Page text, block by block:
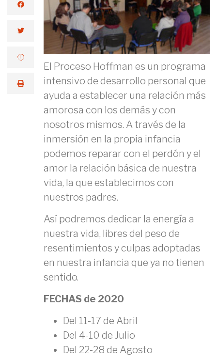
El Proceso Hoffman es un programa
intensivo de desarrollo personal que
ayuda a establecer una relación más
amorosa con los demás y con
nosotros mismos. A través de la
inmersión en la propia infancia
podemos reparar con el perdón y el
amor la relación básica de nuestra
vida, la que establecimos con
nuestros padres.
Así podremos dedicar la energía a
nuestra vida, libres del peso de
resentimientos y culpas adoptadas
en nuestra infancia que ya no tienen
sentido.
FECHAS de 2020
Del 11-17 de Abril
Del 4-10 de Julio
Del 22-28 de Agosto